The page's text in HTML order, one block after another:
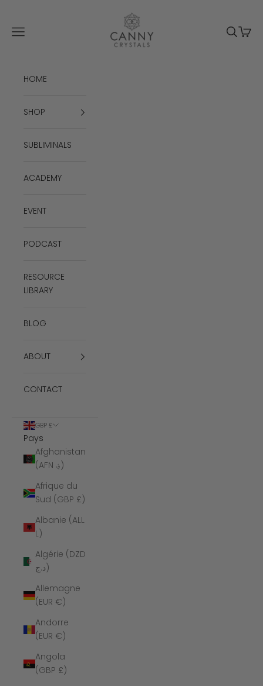
Canny Crystals
Menu
Panier
HOME
SHOP
SUBLIMINALS
ACADEMY
EVENT
PODCAST
RESOURCE
LIBRARY
BLOG
ABOUT
CONTACT
GBP £
Pays
Afghanistan
(AFN ؋)
Afrique du
Sud (GBP £)
Albanie (ALL
L)
Algérie (DZD
د.ج)
Allemagne
(EUR €)
Andorre
(EUR €)
Angola
(GBP £)